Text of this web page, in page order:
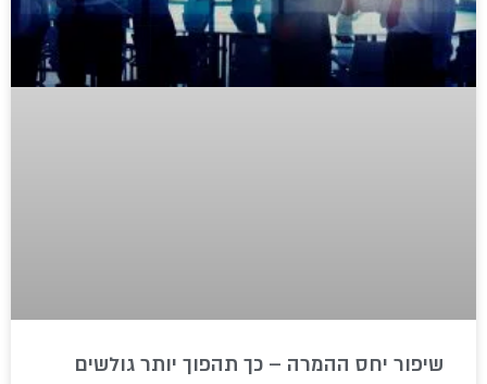
שיפור יחס ההמרה – כך תהפוך יותר גולשים